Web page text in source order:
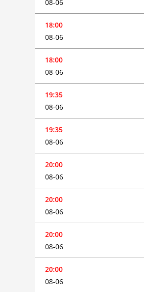
08-06
18:00
08-06
18:00
08-06
19:35
08-06
19:35
08-06
20:00
08-06
20:00
08-06
20:00
08-06
20:00
08-06